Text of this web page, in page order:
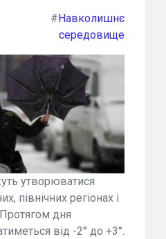
#Навколишнє
середовище
утворюватися
північних регіонах і
Протягом дня
від -2° до +3°.